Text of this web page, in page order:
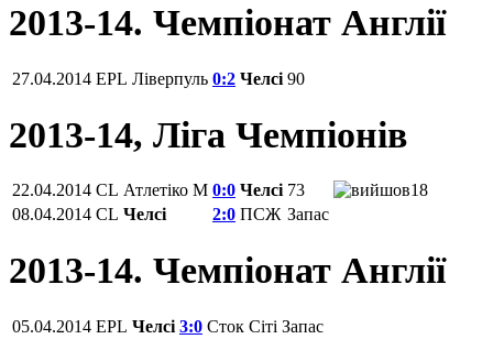
2013-14. Чемпіонат Англії
27.04.2014 EPL Ліверпуль 0:2 Челсі 90
2013-14, Ліга Чемпіонів
22.04.2014 CL Атлетіко М 0:0 Челсі 73
18
08.04.2014 CL Челсі 2:0 ПСЖ Запас
2013-14. Чемпіонат Англії
05.04.2014 EPL Челсі 3:0 Сток Сіті Запас